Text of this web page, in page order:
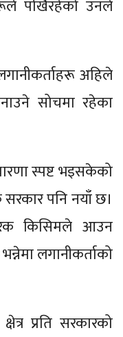
पर्खिरहेको उनले
अहिले
सोचमा रहेका
स्पष्ट भइसकेको
पनि नयाँ छ।
किसिमले आउन
लगानीकर्ताको
प्रति सरकारको